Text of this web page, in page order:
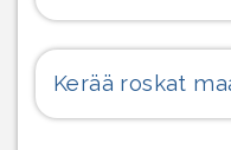
Kerää roskat